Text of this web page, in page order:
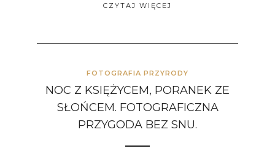
CZYTAJ WIĘCEJ
FOTOGRAFIA PRZYRODY
NOC Z KSIĘŻYCEM, PORANEK ZE
SŁOŃCEM. FOTOGRAFICZNA
PRZYGODA BEZ SNU.